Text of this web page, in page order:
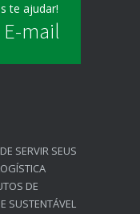
te ajudar!
E-mail
SERVIR SEUS
DE
SUSTENTÁVEL